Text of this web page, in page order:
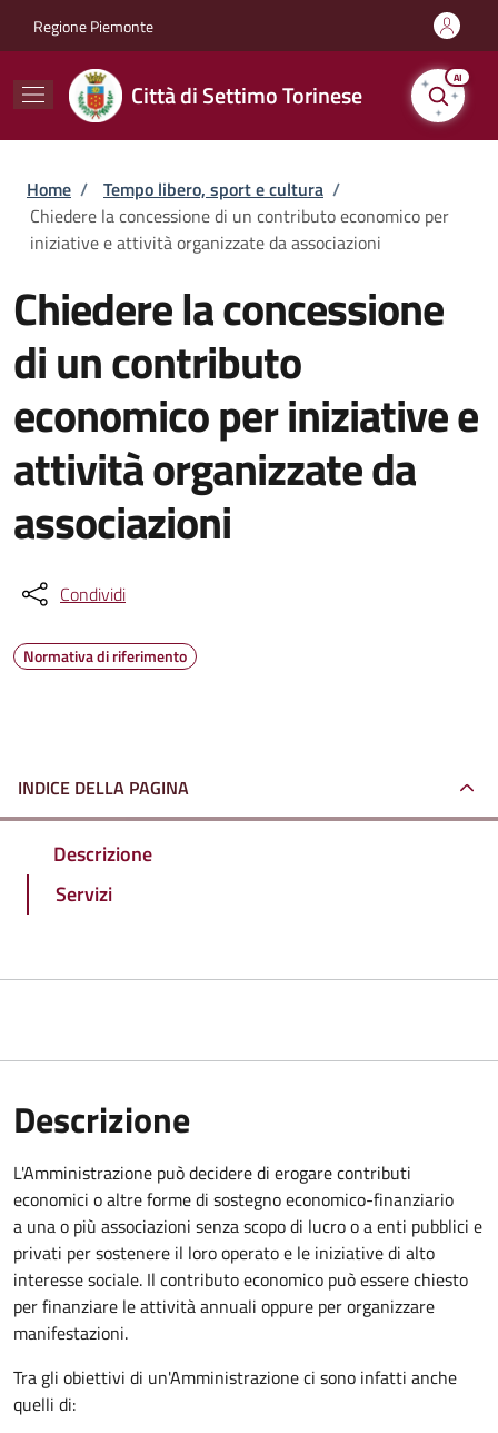
Regione Piemonte
Città di Settimo Torinese
AI
Briciole di pane
Home / Tempo libero, sport e cultura /
Chiedere la concessione di un contributo economico per
iniziative e attività organizzate da associazioni
Chiedere la concessione
di un contributo
economico per iniziative e
attività organizzate da
associazioni
Condividi
Normativa di riferimento
INDICE DELLA PAGINA
Descrizione
Servizi
Descrizione
L'Amministrazione può decidere di erogare contributi
economici o altre forme di sostegno economico-finanziario
a una o più associazioni senza scopo di lucro o a enti pubblici e
privati per sostenere il loro operato e le iniziative di alto
interesse sociale. Il contributo economico può essere chiesto
per finanziare le attività annuali oppure per organizzare
manifestazioni.
Tra gli obiettivi di un'Amministrazione ci sono infatti anche
quelli di: